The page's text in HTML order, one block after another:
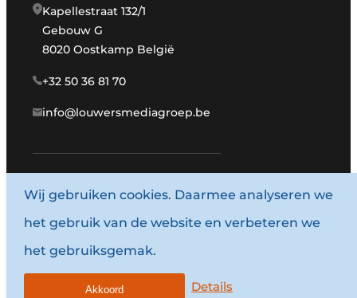
Kapellestraat 132/1
Gebouw G
8020 Oostkamp België
+32 50 36 81 70
info@louwersmediagroep.be
www.louwersmediagroep.com
© 1987 - 2026 Louwersmediagroep.
Algemene voorwaarden
Wij gebruiken cookies. Daarmee analyseren we
het gebruik van de website en verbeteren we
het gebruiksgemak.
Details
Akkoord